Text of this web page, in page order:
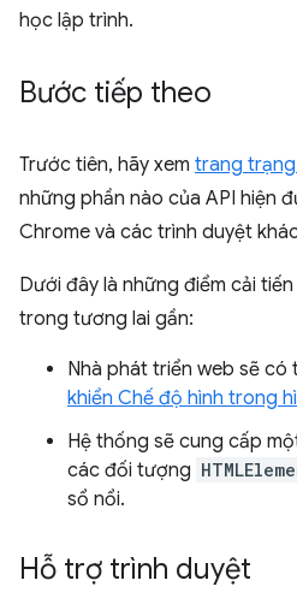
học lập trình.
Bước tiếp theo
Trước tiên, hãy xem trang
những phần nào của API hiện
Chrome và các trình duyệt
Dưới đây là những điểm cải
trong tương lai gần:
Nhà phát triển web sẽ có
khiển Chế độ hình trong
Hệ thống sẽ cung cấp
các đối tượng
sổ nổi.
Hỗ trợ trình duyệt